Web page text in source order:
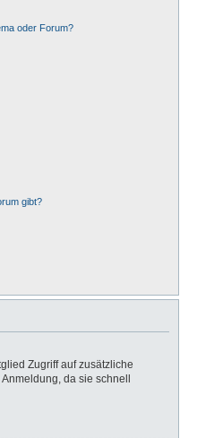
oder Forum?
gibt?
Zugriff auf zusätzliche
da sie schnell